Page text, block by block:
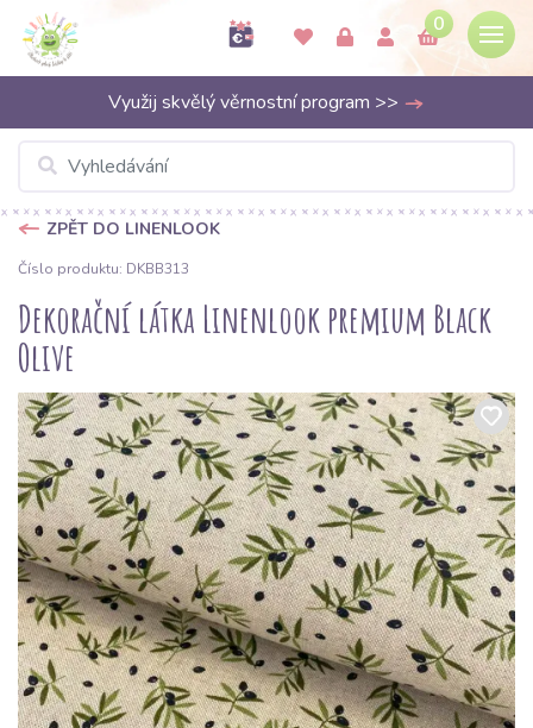
0
Využij skvělý věrnostní program >>
ZPĚT DO LINENLOOK
Číslo produktu: DKBB313
Dekorační látka Linenlook premium Black
Olive